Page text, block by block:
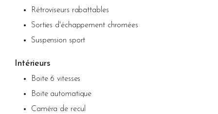
Rétroviseurs rabattables
Sorties d'échappement chromées
Suspension sport
Intérieurs
Boite 6 vitesses
Boite automatique
Caméra de recul